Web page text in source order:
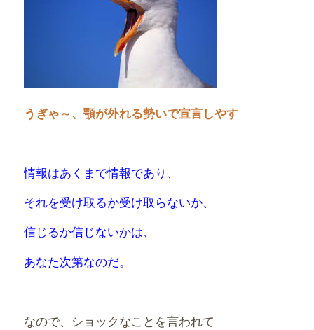
うぎゃ～、顎が外れる勢いで宣言しやす
情報はあくまで情報であり、
それを受け取るか受け取らないか、
信じるか信じないかは、
あなた次第なのだ。
なので、ショックなことを言われて